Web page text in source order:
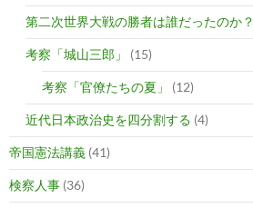
第二次世界大戦の勝者は誰だったのか？
考察「城山三郎」 (15)
考察「官僚たちの夏」 (12)
近代日本政治史を四分割する (4)
帝国憲法講義 (41)
検察人事 (36)